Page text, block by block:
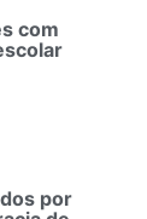
com
por